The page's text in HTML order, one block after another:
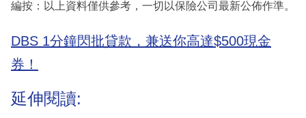
編按：以上資料僅供參考，一切以保險公司最新公佈作準。
DBS 1分鐘閃批貸款，兼送你高達$500現金
券！
延伸閱讀: